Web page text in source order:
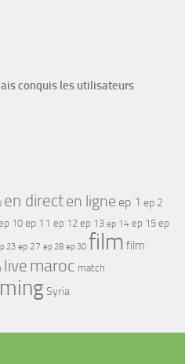
conquis les utilisateurs
en directen ligne ep 1 ep 2
10ep 11 ep 12 ep 13 ep 14 ep 15 ep
23 ep 27 ep 28 ep 30 film film
live maroc match
Syria